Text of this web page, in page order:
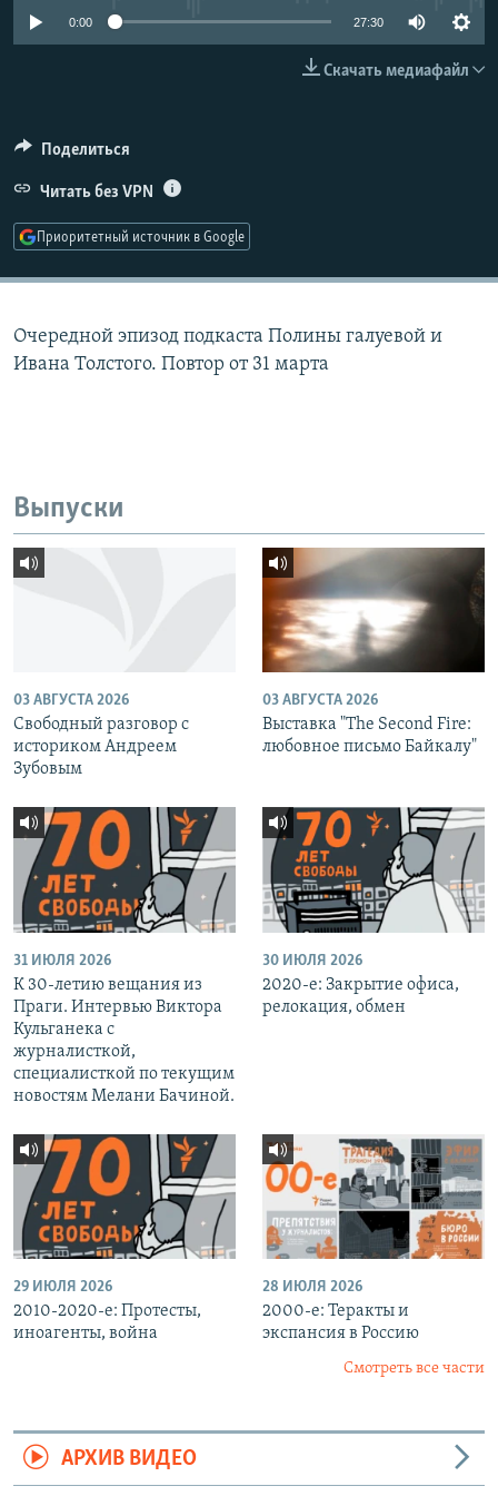
РАСПИСАНИЕ ВЕЩАНИЯ
0:00 27:30
Скачать медиафайл
Поделиться
Читать без VPN
Приоритетный источник в Google
Очередной эпизод подкаста Полины галуевой и
Ивана Толстого. Повтор от 31 марта
Выпуски
03 АВГУСТА 2026
Свободный разговор с
историком Андреем
Зубовым
03 АВГУСТА 2026
Выставка "The Second Fire:
любовное письмо Байкалу"
31 ИЮЛЯ 2026
К 30-летию вещания из
Праги. Интервью Виктора
Кульганека с
журналисткой,
специалисткой по текущим
новостям Мелани Бачиной.
30 ИЮЛЯ 2026
2020-е: Закрытие офиса,
релокация, обмен
29 ИЮЛЯ 2026
2010-2020-е: Протесты,
иноагенты, война
28 ИЮЛЯ 2026
2000-е: Теракты и
экспансия в Россию
Смотреть все части
АРХИВ ВИДЕО